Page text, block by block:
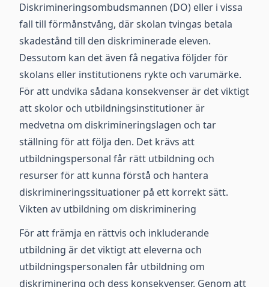
Diskrimineringsombudsmannen (DO) eller i vissa
fall till förmånstvång, där skolan tvingas betala
skadestånd till den diskriminerade eleven.
Dessutom kan det även få negativa följder för
skolans eller institutionens rykte och varumärke.
För att undvika sådana konsekvenser är det viktigt
att skolor och utbildningsinstitutioner är
medvetna om diskrimineringslagen och tar
ställning för att följa den. Det krävs att
utbildningspersonal får rätt utbildning och
resurser för att kunna förstå och hantera
diskrimineringssituationer på ett korrekt sätt.
Vikten av utbildning om diskriminering
För att främja en rättvis och inkluderande
utbildning är det viktigt att eleverna och
utbildningspersonalen får utbildning om
diskriminering och dess konsekvenser. Genom att